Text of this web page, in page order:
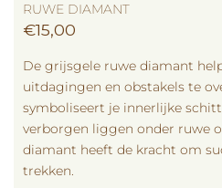
RUWE DIAMANT
€15,00
De grijsgele ruwe diamant
uitdagingen en obstakels te
symboliseert je innerlijke
verborgen liggen onder ruwe
diamant heeft de kracht om
trekken.